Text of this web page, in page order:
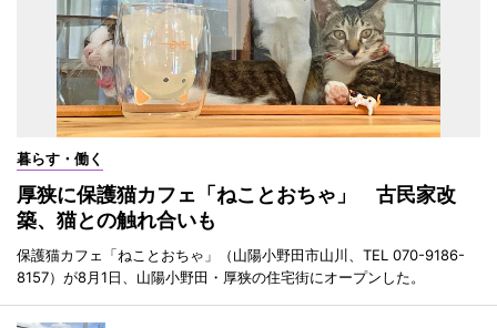
暮らす・働く
厚狭に保護猫カフェ「ねことおちゃ」 古民家改
築、猫との触れ合いも
保護猫カフェ「ねことおちゃ」（山陽小野田市山川、TEL 070-9186-
8157）が8月1日、山陽小野田・厚狭の住宅街にオープンした。